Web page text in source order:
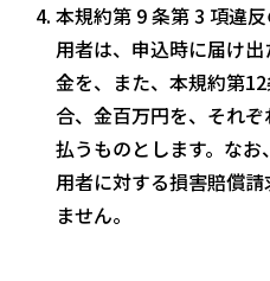
本規約第 9 条第 3 項違
用者は、申込時に届け
金を、また、本規約第
合、金百万円を、それ
払うものとします。な
用者に対する損害賠償
ません。